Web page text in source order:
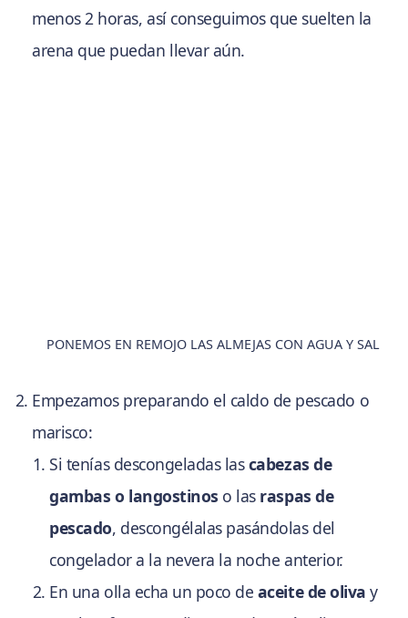
menos 2 horas, así conseguimos que suelten la
arena que puedan llevar aún.
PONEMOS EN REMOJO LAS ALMEJAS CON AGUA Y SAL
Empezamos preparando el caldo de pescado o
marisco:
Si tenías descongeladas lascabezas de
gambas o langostinos o las raspas de
pescado, descongélalas pasándolas del
congelador a la nevera la noche anterior.
En una olla echa un poco de aceite de oliva y